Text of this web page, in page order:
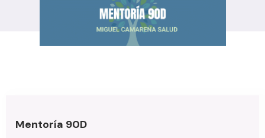
Mentoría 90D